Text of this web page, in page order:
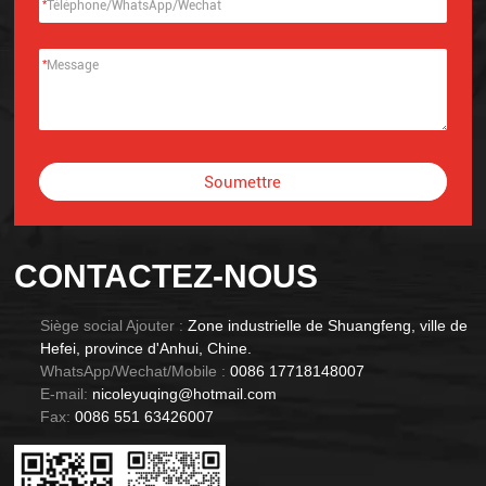
CONTACTEZ-NOUS
Siège social Ajouter : Zone industrielle de Shuangfeng, ville de
Hefei, province d'Anhui, Chine.
WhatsApp/Wechat/Mobile : 0086 17718148007
E-mail: nicoleyuqing@hotmail.com
Fax: 0086 551 63426007
*
*
Soumettre